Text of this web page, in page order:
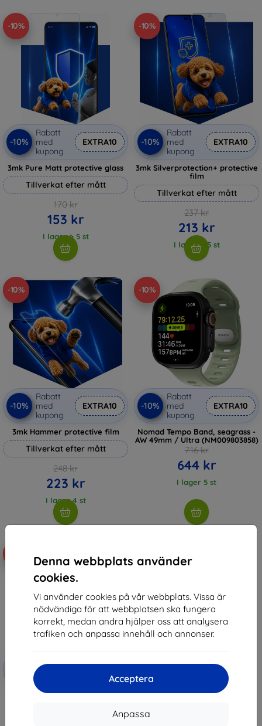
Denna webbplats använder
cookies.
Vi använder cookies på vår webbplats. Vissa är
nödvändiga för att webbplatsen ska fungera
korrekt, medan andra hjälper oss att analysera
trafiken och anpassa innehåll och annonser.
Acceptera
Anpassa
-10%
-10%
Rabatt
med
kupong
EXTRA10
3mk Pure Matt protective glass
Tillverkat efter mått
170 kr
153 kr
I lager > 5 st
-10%
-10%
Rabatt
med
kupong
EXTRA10
3mk Silverprotection+ protective
film
Tillverkat efter mått
237 kr
213 kr
I lager > 5 st
-10%
-10%
Rabatt
med
kupong
EXTRA10
3mk Hammer protective film
Tillverkat efter mått
248 kr
223 kr
I lager 4 st
-10%
-10%
Rabatt
med
kupong
EXTRA10
Nomad Tempo Band, seagrass -
AW 49mm / Ultra (NM009803858)
716 kr
644 kr
I lager 5 st
med
Nomad Tempo Band, tidal - AW